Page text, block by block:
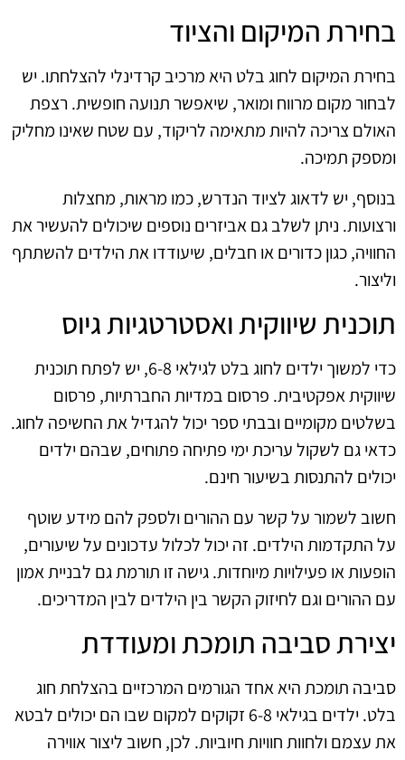
בחירת המיקום והציוד
בחירת המיקום לחוג בלט היא מרכיב קרדינלי להצלחתו. יש
לבחור מקום מרווח ומואר, שיאפשר תנועה חופשית. רצפת
האולם צריכה להיות מתאימה לריקוד, עם שטח שאינו מחליק
ומספק תמיכה.
בנוסף, יש לדאוג לציוד הנדרש, כמו מראות, מחצלות
ורצועות. ניתן לשלב גם אביזרים נוספים שיכולים להעשיר את
החוויה, כגון כדורים או חבלים, שיעודדו את הילדים להשתתף
וליצור.
תוכנית שיווקית ואסטרטגיות גיוס
כדי למשוך ילדים לחוג בלט לגילאי 6-8, יש לפתח תוכנית
שיווקית אפקטיבית. פרסום במדיות החברתיות, פרסום
בשלטים מקומיים ובבתי ספר יכול להגדיל את החשיפה לחוג.
כדאי גם לשקול עריכת ימי פתיחה פתוחים, שבהם ילדים
יכולים להתנסות בשיעור חינם.
חשוב לשמור על קשר עם ההורים ולספק להם מידע שוטף
על התקדמות הילדים. זה יכול לכלול עדכונים על שיעורים,
הופעות או פעילויות מיוחדות. גישה זו תורמת גם לבניית אמון
עם ההורים וגם לחיזוק הקשר בין הילדים לבין המדריכים.
יצירת סביבה תומכת ומעודדת
סביבה תומכת היא אחד הגורמים המרכזיים בהצלחת חוג
בלט. ילדים בגילאי 6-8 זקוקים למקום שבו הם יכולים לבטא
את עצמם ולחוות חוויות חיוביות. לכן, חשוב ליצור אווירה